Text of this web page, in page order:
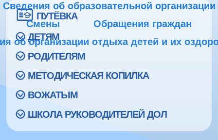
Сведения об образовательной организации
Смены
Обращения граждан
об организации отдыха детей и их
ПУТЁВКА
ДЕТЯМ
РОДИТЕЛЯМ
МЕТОДИЧЕСКАЯ КОПИЛКА
ВОЖАТЫМ
ШКОЛА РУКОВОДИТЕЛЕЙ ДОЛ